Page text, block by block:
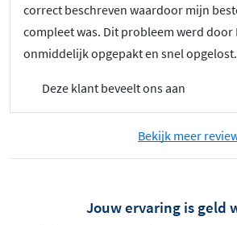
correct beschreven waardoor mijn
compleet was. Dit probleem werd door
onmiddelijk opgepakt en snel opgelost.
Deze klant beveelt ons aan
Bekijk meer
Jouw ervaring is geld